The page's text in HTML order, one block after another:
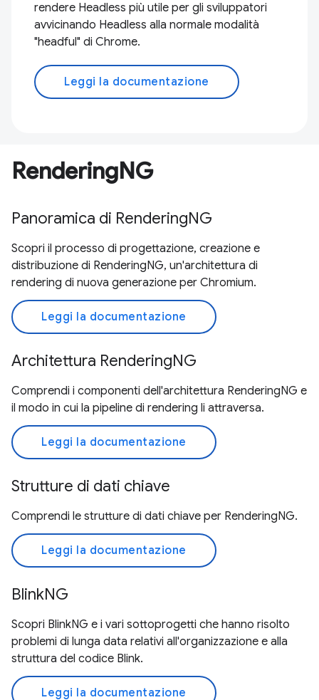
rendere Headless più utile per gli sviluppatori
avvicinando Headless alla normale modalità
"headful" di Chrome.
Leggi la documentazione
RenderingNG
Panoramica di RenderingNG
Scopri il processo di progettazione, creazione e
distribuzione di RenderingNG, un'architettura di
rendering di nuova generazione per Chromium.
Leggi la documentazione
Architettura RenderingNG
Comprendi i componenti dell'architettura RenderingNG e
il modo in cui la pipeline di rendering li attraversa.
Leggi la documentazione
Strutture di dati chiave
Comprendi le strutture di dati chiave per RenderingNG.
Leggi la documentazione
BlinkNG
Scopri BlinkNG e i vari sottoprogetti che hanno risolto
problemi di lunga data relativi all'organizzazione e alla
struttura del codice Blink.
Leggi la documentazione